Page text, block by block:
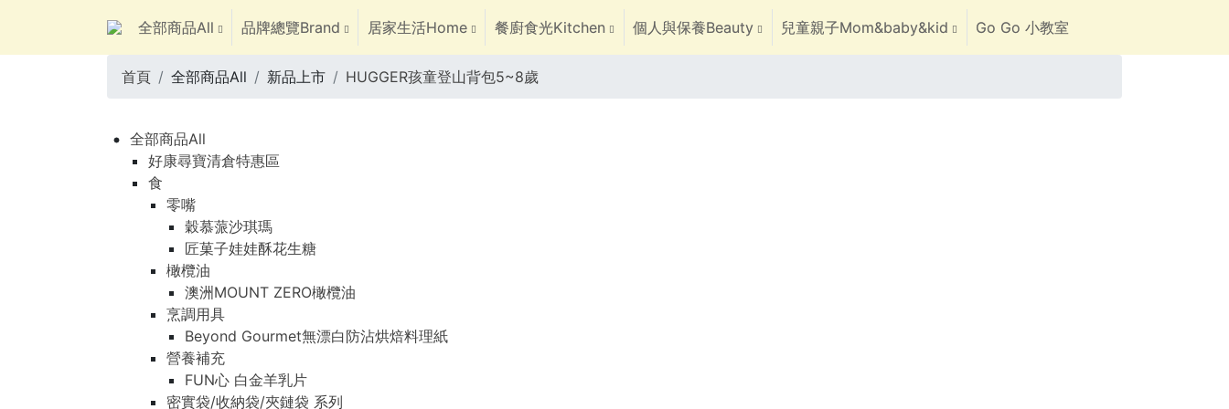
全部商品All 品牌總覽Brand 居家生活Home 餐廚食光Kitchen 個人與保養Beauty 兒童親子Mom&baby&kid Go Go 小教室
首頁 全部商品All 新品上市 HUGGER孩童登山背包5~8歲
全部商品All
好康尋寶清倉特惠區
食
零嘴
穀慕蒎沙琪瑪
匠菓子娃娃酥花生糖
橄欖油
澳洲MOUNT ZERO橄欖油
烹調用具
Beyond Gourmet無漂白防沾烘焙料理紙
營養補充
FUN心 白金羊乳片
密實袋/收納袋/夾鏈袋 系列